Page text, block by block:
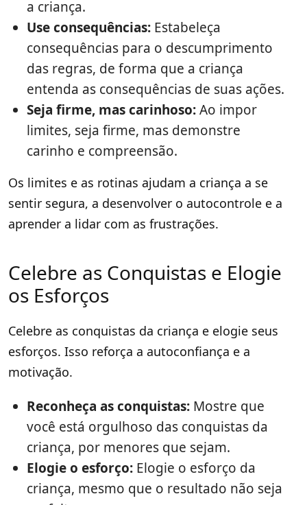
a criança.
Use consequências: Estabeleça
consequências para o descumprimento
das regras, de forma que a criança
entenda as consequências de suas ações.
Seja firme, mas carinhoso:Ao impor
limites, seja firme, mas demonstre
carinho e compreensão.
Os limites e as rotinas ajudam a criança a se
sentir segura, a desenvolver o autocontrole e a
aprender a lidar com as frustrações.
Celebre as Conquistas e Elogie
os Esforços
Celebre as conquistas da criança e elogie seus
esforços. Isso reforça a autoconfiança e a
motivação.
Reconheça as conquistas: Mostre que
você está orgulhoso das conquistas da
criança, por menores que sejam.
Elogie o esforço: Elogie o esforço da
criança, mesmo que o resultado não seja